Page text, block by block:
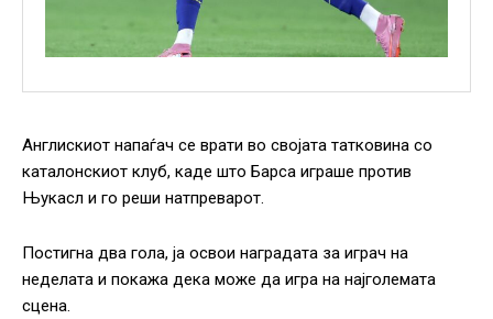
Англискиот напаѓач се врати во својата татковина со
каталонскиот клуб, каде што Барса играше против
Њукасл и го реши натпреварот.
Постигна два гола, ја освои наградата за играч на
неделата и покажа дека може да игра на најголемата
сцена.